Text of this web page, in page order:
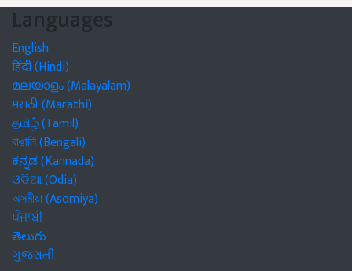
Languages
English
हिंदी (Hindi)
മലയാളം (Malayalam)
मराठी (Marathi)
தமிழ் (Tamil)
বাঙালি (Bengali)
ಕನ್ನಡ (Kannada)
ଓଡିଆ (Odia)
অসমীয়া (Asomiya)
ਪੰਜਾਬੀ
తెలుగు
ગુજરાતી